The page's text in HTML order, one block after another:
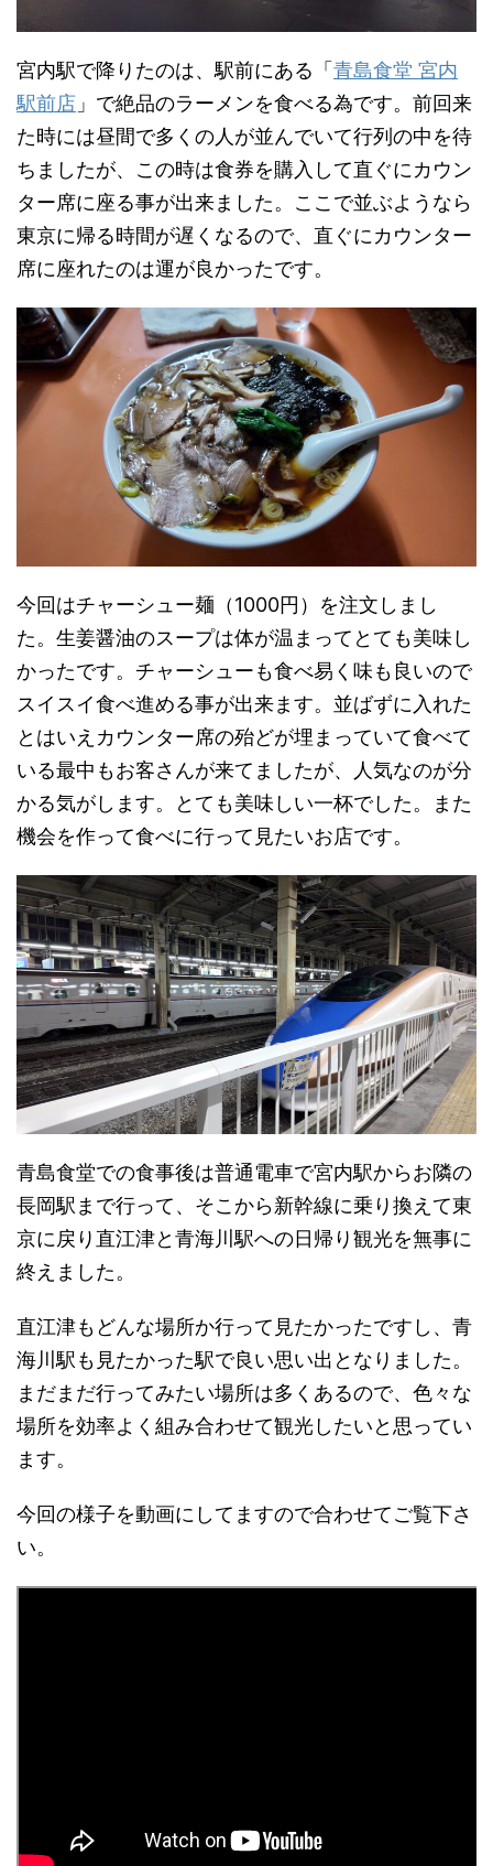
宮内駅で降りたのは、駅前にある「青島食堂 宮内
駅前店 」で絶品のラーメンを食べる為です。前回来
た時には昼間で多くの人が並んでいて行列の中を待
ちましたが、この時は食券を購入して直ぐにカウン
ター席に座る事が出来ました。ここで並ぶようなら
東京に帰る時間が遅くなるので、直ぐにカウンター
席に座れたのは運が良かったです。
今回はチャーシュー麺（1000円）を注文しまし
た。生姜醤油のスープは体が温まってとても美味し
かったです。チャーシューも食べ易く味も良いので
スイスイ食べ進める事が出来ます。並ばずに入れた
とはいえカウンター席の殆どが埋まっていて食べて
いる最中もお客さんが来てましたが、人気なのが分
かる気がします。とても美味しい一杯でした。また
機会を作って食べに行って見たいお店です。
青島食堂での食事後は普通電車で宮内駅からお隣の
長岡駅まで行って、そこから新幹線に乗り換えて東
京に戻り直江津と青海川駅への日帰り観光を無事に
終えました。
直江津もどんな場所か行って見たかったですし、青
海川駅も見たかった駅で良い思い出となりました。
まだまだ行ってみたい場所は多くあるので、色々な
場所を効率よく組み合わせて観光したいと思ってい
ます。
今回の様子を動画にしてますので合わせてご覧下さ
い。